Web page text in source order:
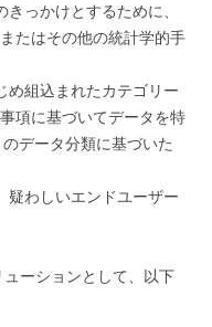
っかけとするために、
たはその他の統計学的手
め組込まれたカテゴリー
項に基づいてデータを特
データ分類に基づいた
疑わしいエンドユーザー
ーションとして、以下